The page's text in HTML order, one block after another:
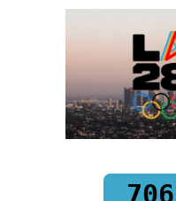
706